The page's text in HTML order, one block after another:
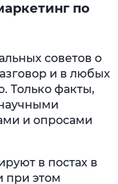
по
советов о
и в любых
Только факты,
и опросами
в постах в
при этом